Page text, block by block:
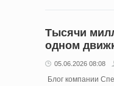
Тысячи
одном
05.06.2026 08:08
Блог компании